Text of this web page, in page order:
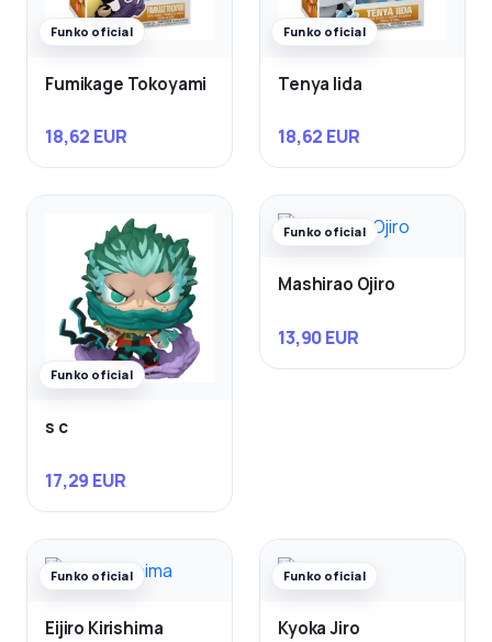
Funko oficial
Fumikage Tokoyami
18,62 EUR
Funko oficial
Tenya Iida
18,62 EUR
Funko oficial
s c
17,29 EUR
Funko oficial
Mashirao Ojiro
13,90 EUR
Funko oficial
Eijiro Kirishima
Funko oficial
Kyoka Jiro